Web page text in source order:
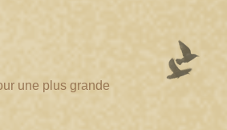
une plus grande